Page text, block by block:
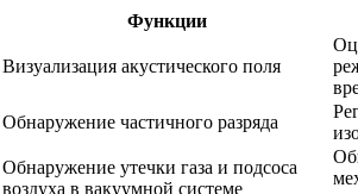
Функции
Визуализация акустического поля
Обнаружение частичного разряда
Обнаружение утечки газа и подсоса
воздуха в вакуумной системе